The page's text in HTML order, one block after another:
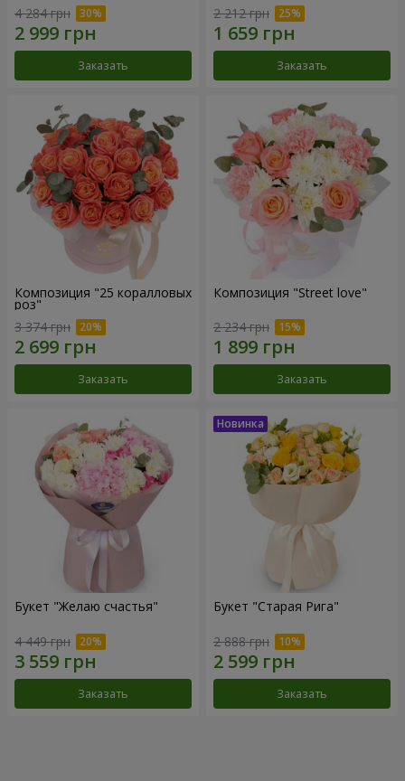
4 284 грн
Заказать
2 212 грн
Заказать
Композиция "25 коралловых
роз"
3 374 грн
Заказать
Композиция "Street love"
2 234 грн
Заказать
Букет "Желаю счастья"
4 449 грн
Заказать
Букет "Старая Рига"
2 888 грн
Заказать